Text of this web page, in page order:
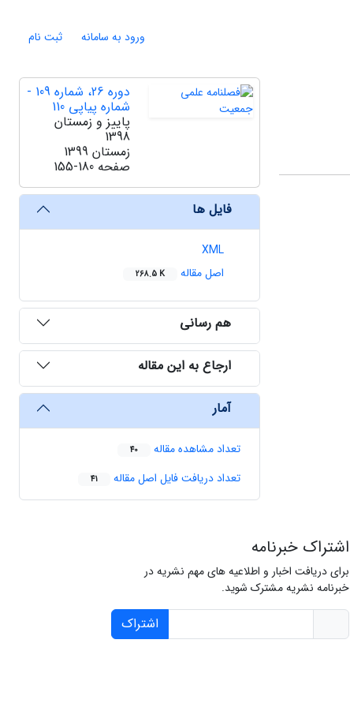
ورود به سامانه ثبت نام
دوره 26، شماره 109 -
شماره پیاپی 110
پاییز و زمستان
1398
زمستان 1399
صفحه 155-180
فایل ها
XML
اصل مقاله
268.5 K
هم رسانی
ارجاع به این مقاله
آمار
تعداد مشاهده مقاله 40
تعداد دریافت فایل اصل مقاله 41
اشتراک خبرنامه
برای دریافت اخبار و اطلاعیه های مهم نشریه در
خبرنامه نشریه مشترک شوید.
اشتراک